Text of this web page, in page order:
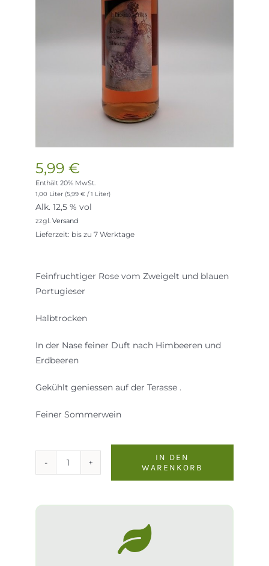
5,99€
Enthält 20% MwSt.
1,00 Liter (5,99€ / 1 Liter)
Alk. 12,5 % vol
zzgl.Versand
Lieferzeit: bis zu 7 Werktage
Feinfruchtiger Rose vom Zweigelt und blauen
Portugieser
Halbtrocken
In der Nase feiner Duft nach Himbeeren und
Erdbeeren
Gekühlt geniessen auf der Terasse .
Feiner Sommerwein
Rose
halbtrocken
IN DEN
WARENKORB